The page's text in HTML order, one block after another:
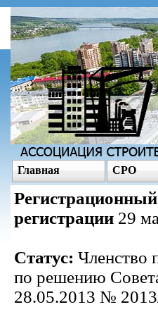
Главная СРО
регистрации 29
Статус: Членство
по решению
28.05.2013 №